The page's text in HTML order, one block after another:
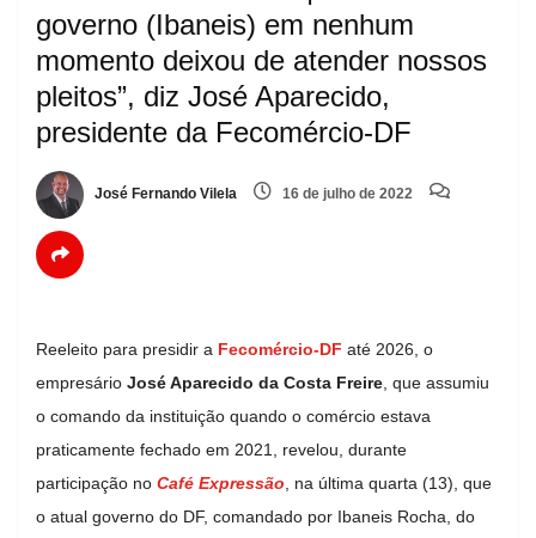
governo (Ibaneis) em nenhum
momento deixou de atender nossos
pleitos”, diz José Aparecido,
presidente da Fecomércio-DF
José Fernando Vilela 16 de julho de 2022
Reeleito para presidir a Fecomércio-DF até 2026, o
empresário José Aparecido da Costa Freire , que assumiu
o comando da instituição quando o comércio estava
praticamente fechado em 2021, revelou, durante
participação no Café Expressão , na última quarta (13), que
o atual governo do DF, comandado por Ibaneis Rocha, do